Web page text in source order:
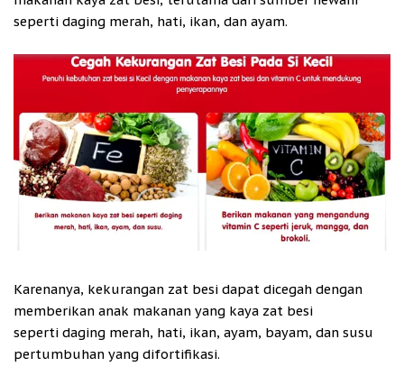
seperti daging merah, hati, ikan, dan ayam.
Karenanya, kekurangan zat besi dapat dicegah dengan
memberikan anak makanan yang kaya zat besi
seperti daging merah, hati, ikan, ayam, bayam, dan susu
pertumbuhan yang difortifikasi.